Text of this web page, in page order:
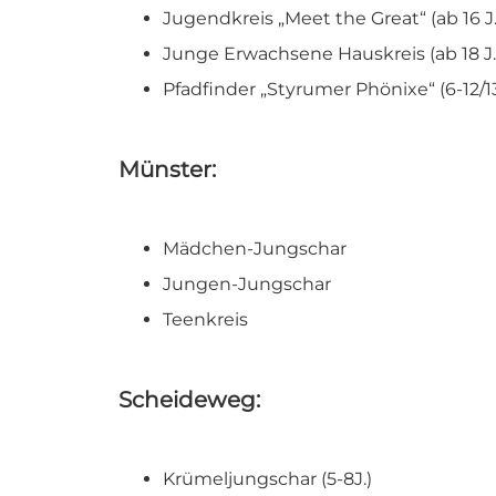
Jugendkreis „Meet the Great“ (ab 16
Junge Erwachsene Hauskreis (ab 18
Pfadfinder „Styrumer Phönixe“ (6-12/
Münster:
Mädchen-Jungschar
Jungen-Jungschar
Teenkreis
Scheideweg:
Krümeljungschar (5-8J.)